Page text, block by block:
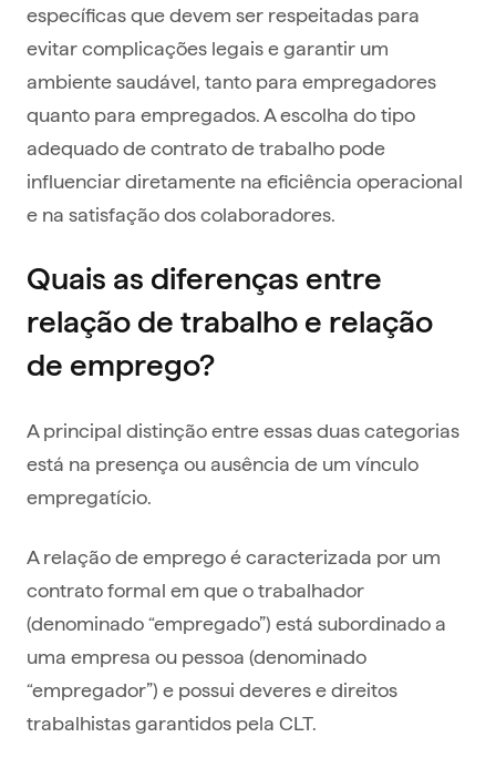
específicas que devem ser respeitadas para
evitar complicações legais e garantir um
ambiente saudável, tanto para empregadores
quanto para empregados. A escolha do tipo
adequado de contrato de trabalho pode
influenciar diretamente na eficiência operacional
e na satisfação dos colaboradores.
Quais as diferenças entre
relação de trabalho e relação
de emprego?
A principal distinção entre essas duas categorias
está na presença ou ausência de um vínculo
empregatício.
A relação de emprego é caracterizada por um
contrato formal em que o trabalhador
(denominado “empregado”) está subordinado a
uma empresa ou pessoa (denominado
“empregador”) e possui deveres e direitos
trabalhistas garantidos pela CLT.